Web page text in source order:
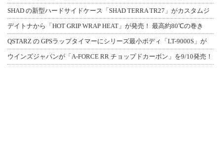
SHAD の新型ハードサイドケース「SHAD TERRA TR27」がカスタムジ
デイトナから「HOT GRIP WRAP HEAT」が発売！ 最高約80℃の巻き
QSTARZ の GPSラップタイマーにシリーズ最小ボディ「LT-9000S」が
ウインズジャパンが「A-FORCE RR チョップドカーボン」を9/10発売！